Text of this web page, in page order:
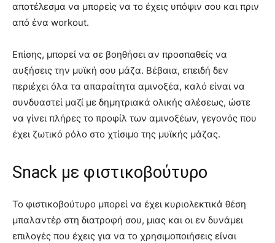
αποτέλεσμα να μπορείς να το έχεις υπόψιν σου και πριν
από ένα workout.
Επίσης, μπορεί να σε βοηθήσει αν προσπαθείς να
αυξήσεις την μυϊκή σου μάζα. Βέβαια, επειδή δεν
περιέχει όλα τα απαραίτητα αμινοξέα, καλό είναι να
συνδυαστεί μαζί με δημητριακά ολικής αλέσεως, ώστε
να γίνει πλήρες το προφίλ των αμινοξέων, γεγονός που
έχει ζωτικό ρόλο στο χτίσιμο της μυϊκής μάζας.
Snack με φιστικοβούτυρο
Το φιστικοβούτυρο μπορεί να έχει κυριολεκτικά θέση
μπαλαντέρ στη διατροφή σου, μιας και οι εν δυνάμει
επιλογές που έχεις για να το χρησιμοποιήσεις είναι